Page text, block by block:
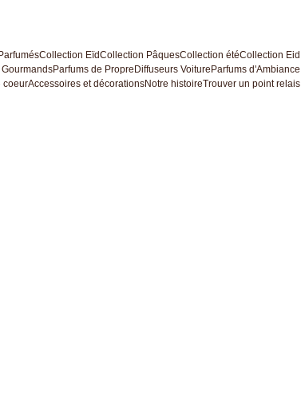
Collection EïdCollection PâquesCollection étéCollection Eid
Parfums de PropreDiffuseurs VoitureParfums d'Ambiance
coeurAccessoires et décorationsNotre histoireTrouver un point relais